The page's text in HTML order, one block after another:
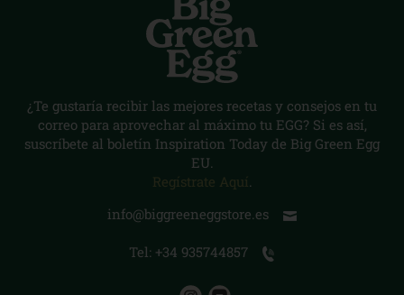
¿Te gustaría recibir las mejores recetas y consejos en tu
correo para aprovechar al máximo tu EGG? Si es así,
suscríbete al boletín Inspiration Today de Big Green Egg
EU.
Regístrate Aquí.
info@biggreeneggstore.es
Tel: +34 935744857